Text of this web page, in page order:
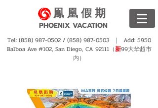
鳯 凰 假 期
PHOENIX VACATION
Tel: (858) 987-0502/ (858) 987-0503 ｜ Add: 5950
Balboa Ave #102, San Diego, CA 92111（新99大华超市
内）